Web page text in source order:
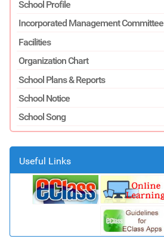
School Profile
Incorporated Management Committee
Facilities
Organization Chart
School Plans & Reports
School Notice
School Song
Useful Links